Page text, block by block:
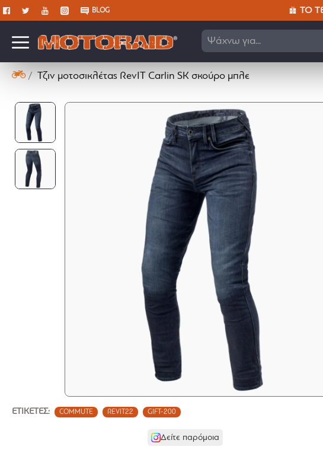
BLOG ΤΟ
Ψάχνω για...
Τζιν μοτοσικλέτας RevIT Carlin SK σκούρο μπλε
ΕΤΙΚΈΤΕΣ: COMMUTE REVIT22 GIFT-200
Δείτε παρόμοια